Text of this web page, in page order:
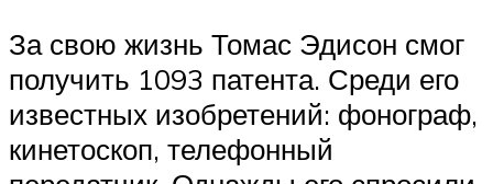
За свою жизнь Томас Эдисон смог
получить 1093 патента. Среди его
известных изобретений: фонограф,
кинетоскоп, телефонный